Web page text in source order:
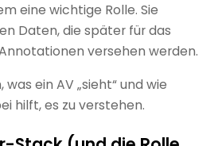
eine wichtige Rolle. Sie
Daten, die später für das
versehen werden.
ein AV „sieht“ und wie
hilft, es zu verstehen.